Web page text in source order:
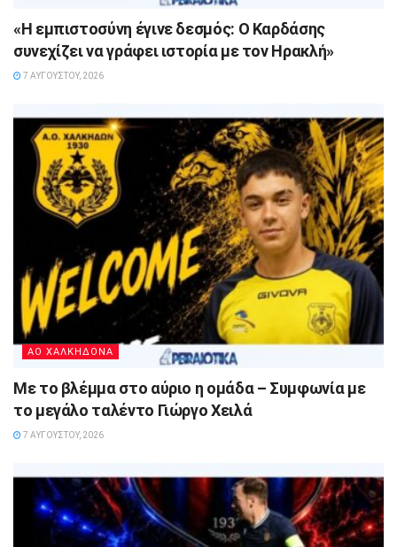
«Η εμπιστοσύνη έγινε δεσμός: Ο Καρδάσης
συνεχίζει να γράφει ιστορία με τον Ηρακλή»
7 ΑΥΓΟΎΣΤΟΥ, 2026
ΑΟ ΧΑΛΚΗΔΟΝΑ
Με το βλέμμα στο αύριο η ομάδα – Συμφωνία με
το μεγάλο ταλέντο Γιώργο Χειλά
7 ΑΥΓΟΎΣΤΟΥ, 2026